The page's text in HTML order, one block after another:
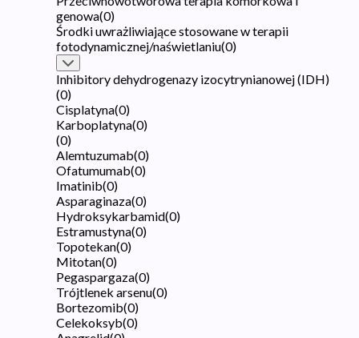
genowa(0)
Środki uwrażliwiające stosowane w terapii
fotodynamicznej/naświetlaniu(0)
Inhibitory dehydrogenazy izocytrynianowej (IDH)
(0)
Cisplatyna(0)
Karboplatyna(0)
(0)
Alemtuzumab(0)
Ofatumumab(0)
Imatinib(0)
Asparaginaza(0)
Hydroksykarbamid(0)
Estramustyna(0)
Topotekan(0)
Mitotan(0)
Pegaspargaza(0)
Trójtlenek arsenu(0)
Bortezomib(0)
Celekoksyb(0)